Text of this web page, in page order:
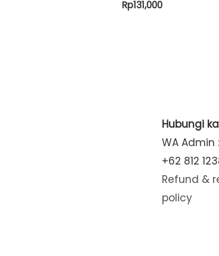
Rp131,000
Hubungi
WA Admin :
+62 812
Refund &
policy